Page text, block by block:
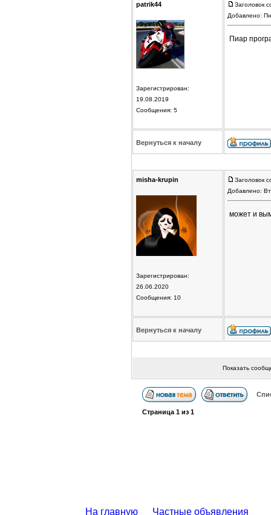
patrik44
Зарегистрирован:
19.08.2019
Сообщения: 5
Заголовок
Добавлено:
Пиар
Вернуться к началу
misha-krupin
Зарегистрирован:
26.06.2020
Сообщения: 10
Заголовок
Добавлено:
может и
Вернуться к началу
Показать
Страница 1из 1
На главную Частные объявления